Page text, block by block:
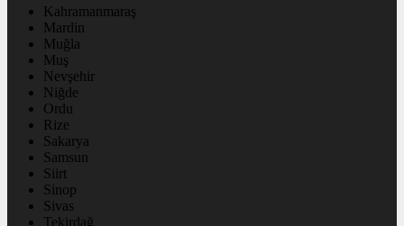
Kahramanmaraş
Mardin
Muğla
Muş
Nevşehir
Niğde
Ordu
Rize
Sakarya
Samsun
Siirt
Sinop
Sivas
Tekirdağ